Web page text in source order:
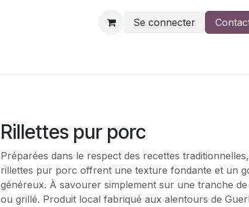
Se connecter
Rillettes pur porc
Préparées dans le respect des recettes
rillettes pur porc offrent une texture fondante et un
généreux. À savourer simplement sur une tranche
ou grillé. Produit local fabriqué aux alentours de